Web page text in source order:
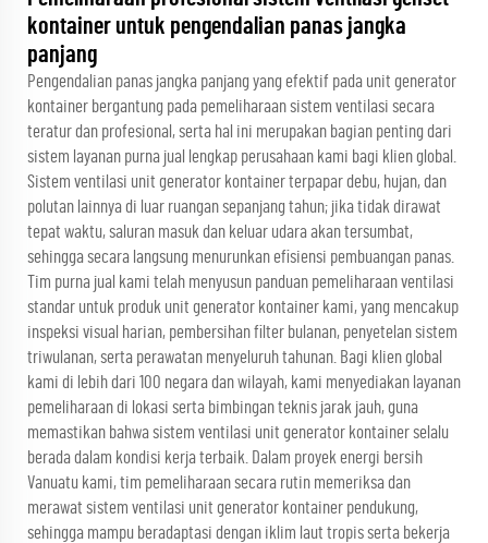
kontainer untuk pengendalian panas jangka
panjang
Pengendalian panas jangka panjang yang efektif pada unit generator
kontainer bergantung pada pemeliharaan sistem ventilasi secara
teratur dan profesional, serta hal ini merupakan bagian penting dari
sistem layanan purna jual lengkap perusahaan kami bagi klien global.
Sistem ventilasi unit generator kontainer terpapar debu, hujan, dan
polutan lainnya di luar ruangan sepanjang tahun; jika tidak dirawat
tepat waktu, saluran masuk dan keluar udara akan tersumbat,
sehingga secara langsung menurunkan efisiensi pembuangan panas.
Tim purna jual kami telah menyusun panduan pemeliharaan ventilasi
standar untuk produk unit generator kontainer kami, yang mencakup
inspeksi visual harian, pembersihan filter bulanan, penyetelan sistem
triwulanan, serta perawatan menyeluruh tahunan. Bagi klien global
kami di lebih dari 100 negara dan wilayah, kami menyediakan layanan
pemeliharaan di lokasi serta bimbingan teknis jarak jauh, guna
memastikan bahwa sistem ventilasi unit generator kontainer selalu
berada dalam kondisi kerja terbaik. Dalam proyek energi bersih
Vanuatu kami, tim pemeliharaan secara rutin memeriksa dan
merawat sistem ventilasi unit generator kontainer pendukung,
sehingga mampu beradaptasi dengan iklim laut tropis serta bekerja